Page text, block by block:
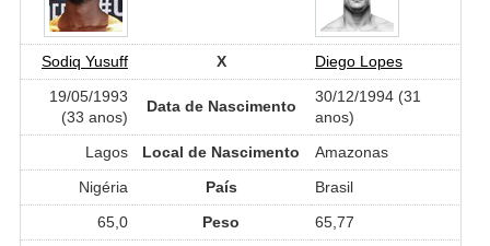
Sodiq Yusuff X
Diego Lopes
19/05/1993
(33 anos)
Data de Nascimento
30/12/1994 (31
anos)
Lagos
Local de Nascimento
Amazonas
Nigéria
País
Brasil
65,0
Peso
65,77